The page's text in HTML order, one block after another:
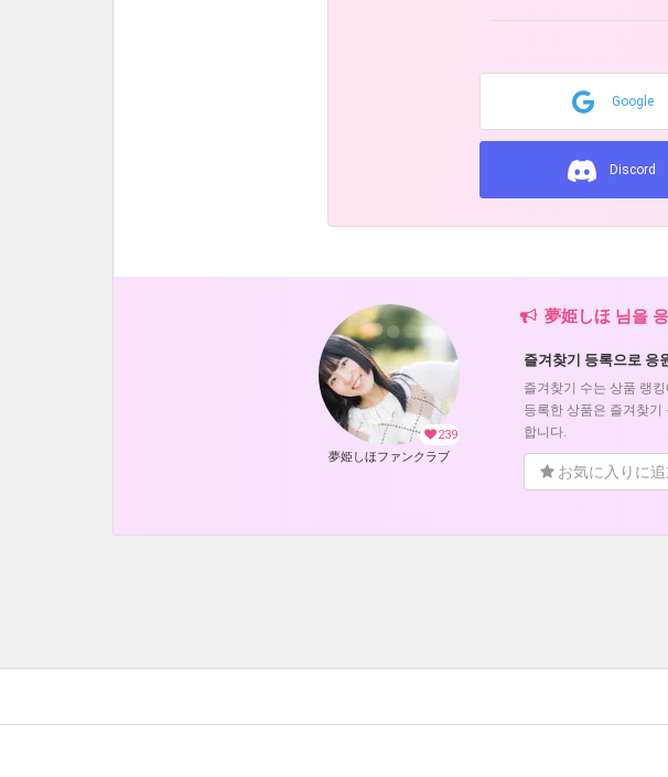
Google
Discord
239
夢姫しほファンクラブ
夢姫しほ 님을
즐겨찾기 등록으로 응
즐겨찾기 수는 상품 랭
등록한 상품은 즐겨찾기
합니다.
お気に入りに追